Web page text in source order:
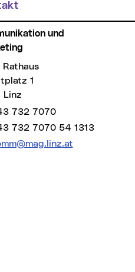
Rathaus
1
Linz
732 7070
732 7070 54 1313
Mail Adresse: